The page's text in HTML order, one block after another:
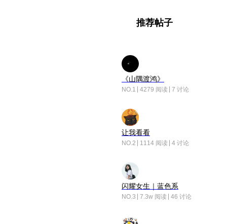
推荐帖子
《山隅渡鸿》
NO.1 4279 阅读 7 讨论
让我看看
NO.2 1114 阅读 4 讨论
闪耀女生｜蓝色系
NO.3 7.3w 阅读 46 讨论